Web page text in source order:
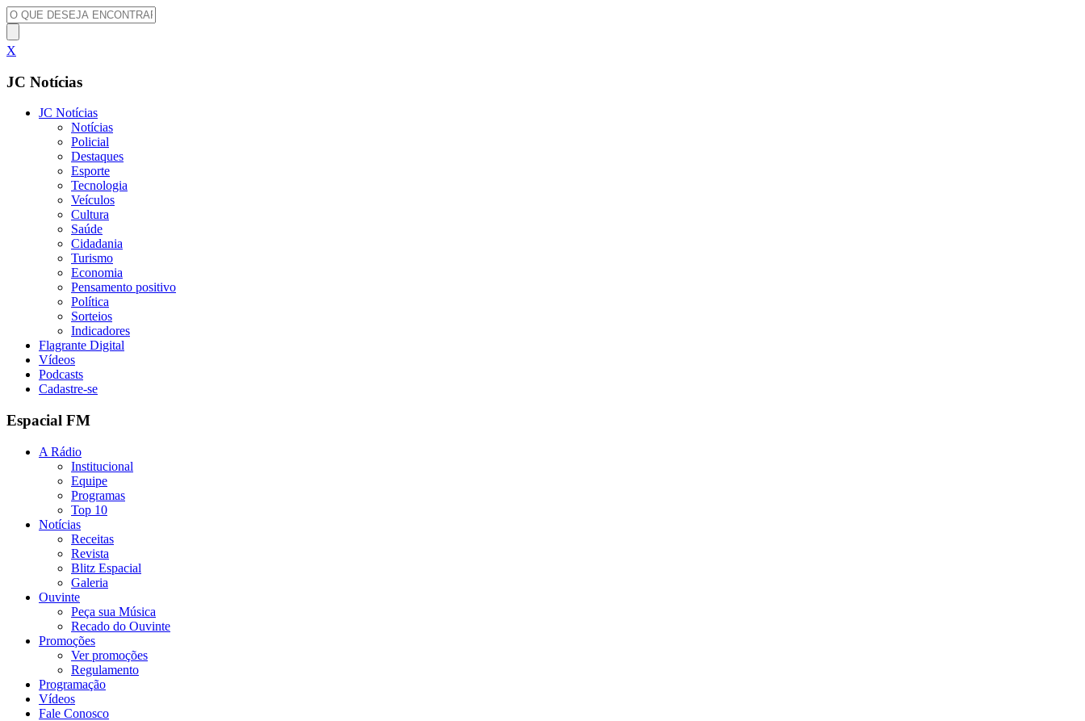
X
JC Notícias
JC Notícias
Notícias
Policial
Destaques
Esporte
Tecnologia
Veículos
Cultura
Saúde
Cidadania
Turismo
Economia
Pensamento positivo
Política
Sorteios
Indicadores
Flagrante Digital
Vídeos
Podcasts
Cadastre-se
Espacial FM
A Rádio
Institucional
Equipe
Programas
Top 10
Notícias
Receitas
Revista
Blitz Espacial
Galeria
Ouvinte
Peça sua Música
Recado do Ouvinte
Promoções
Ver promoções
Regulamento
Programação
Vídeos
Fale Conosco